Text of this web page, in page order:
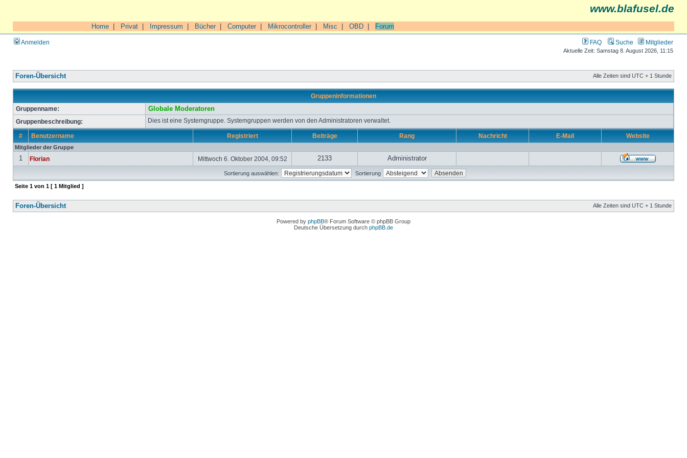
www.blafusel.de
Home Privat Impressum Bücher| Computer| Mikrocontroller| Misc OBD Forum
Anmelden FAQ Suche Mitglieder
Aktuelle Zeit: Samstag 8. August 2026, 11:15
Foren-Übersicht Alle Zeiten sind UTC + 1 Stunde
Gruppeninformationen
Gruppenname:
Globale Moderatoren
Gruppenbeschreibung: Dies ist eine Systemgruppe. Systemgruppen werden von den Administratoren verwaltet.
# Benutzername Registriert Beiträge Rang Nachricht E-Mail Website
Mitglieder der Gruppe
1 Florian Mittwoch 6. Oktober 2004, 09:52 2133 Administrator
Sortierung auswählen: Sortierung
Seite 1 von 1 [ 1 Mitglied ]
Foren-Übersicht Alle Zeiten sind UTC + 1 Stunde
Powered by phpBB® Forum Software © phpBB Group
Deutsche Übersetzung durch phpBB.de